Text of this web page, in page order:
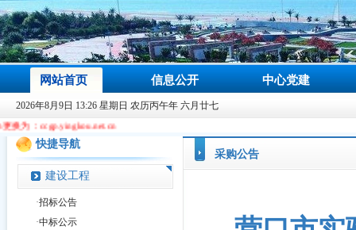
网站首页 信息公开 中心党建
2026年8月9日 13:26 星期日 农历丙午年 六月廿七
快捷导航
建设工程
·招标公告
·中标公示
采购公告